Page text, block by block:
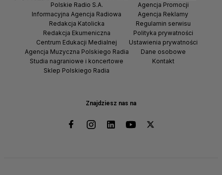
Znajdziesz nas na
Polskie Radio S.A.
Informacyjna Agencja Radiowa
Redakcja Katolicka
Redakcja Ekumeniczna
Centrum Edukacji Medialnej
Agencja Muzyczna Polskiego Radia
Studia nagraniowe i koncertowe
Sklep Polskiego Radia
Agencja Promocji
Agencja Reklamy
Regulamin serwisu
Polityka prywatności
Ustawienia prywatności
Dane osobowe
Kontakt